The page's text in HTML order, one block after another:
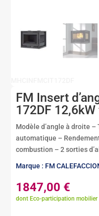
FM Insert
172DF
Modèle d’angle à droite
automatique –
combustion – 2 sorties
Marque : FM
1847,00 €
dont Eco-participation mobilier